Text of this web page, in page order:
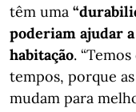
têm uma
poderiam ajudar
habitação.
tempos, porque
mudam para